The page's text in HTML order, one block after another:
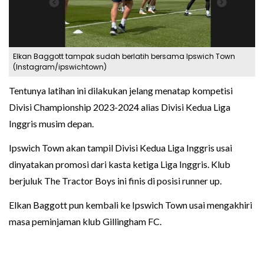
Elkan Baggott tampak sudah berlatih bersama Ipswich Town
(Instagram/ipswichtown)
Tentunya latihan ini dilakukan jelang menatap kompetisi
Divisi Championship 2023-2024 alias Divisi Kedua Liga
Inggris musim depan.
Ipswich Town akan tampil Divisi Kedua Liga Inggris usai
dinyatakan promosi dari kasta ketiga Liga Inggris. Klub
berjuluk The Tractor Boys ini finis di posisi runner up.
Elkan Baggott pun kembali ke Ipswich Town usai mengakhiri
masa peminjaman klub Gillingham FC.